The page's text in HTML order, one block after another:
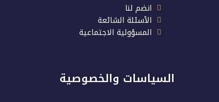
انضم لنا
الأسئلة الشائعة
المسؤولية الاجتماعية
السياسات والخصوصية